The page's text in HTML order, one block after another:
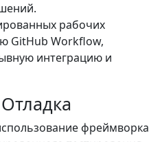
рабочих
GitHub Workflow,
интеграцию и
фреймворка